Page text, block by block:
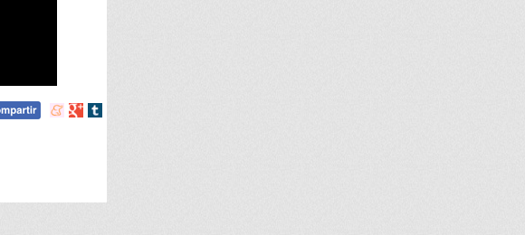
Compartir
Compartir
Compartir